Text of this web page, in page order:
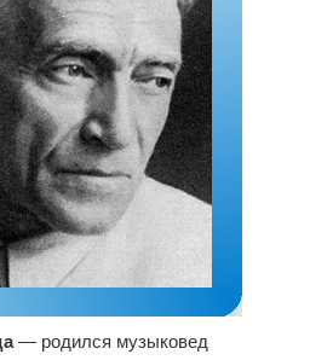
— родился музыковед